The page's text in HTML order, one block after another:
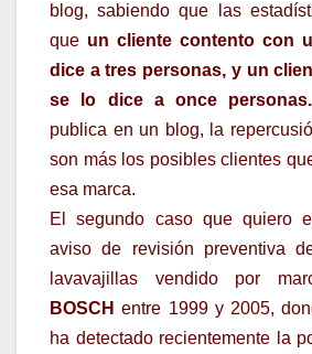
blog, sabiendo que las
que un cliente contento con
dice a tres personas, y un
se lo dice a once
publica en un blog, la
son más los posibles clientes
esa marca.
El segundo caso que quiero
aviso de revisión preventiva
lavavajillas vendido por
BOSCHentre 1999 y 2005,
ha detectado recientemente la